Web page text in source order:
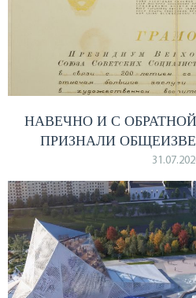
НАВЕЧНО И С
ПРИЗНАЛИ